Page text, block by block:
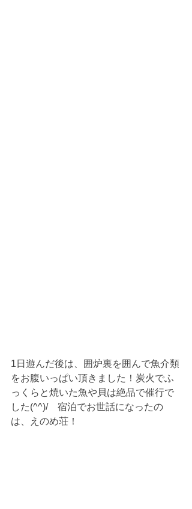
1日遊んだ後は、囲炉裏を囲んで魚介類
をお腹いっぱい頂きました！炭火でふ
っくらと焼いた魚や貝は絶品で催行で
した(^^)/　宿泊でお世話になったの
は、えのめ荘！